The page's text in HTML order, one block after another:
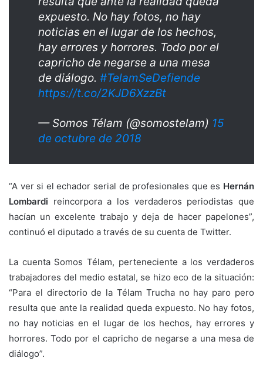
expuesto. No hay fotos, no hay
noticias en el lugar de los hechos,
hay errores y horrores. Todo por el
capricho de negarse a una mesa
de diálogo. #TelamSeDefiende
https://t.co/2KJD6XzzBt
— Somos Télam (@somostelam) 15
de octubre de 2018
“A ver si el echador serial de profesionales que es Hernán
Lombardi reincorpora a los verdaderos periodistas que
hacían un excelente trabajo y deja de hacer papelones”,
continuó el diputado a través de su cuenta de Twitter.
La cuenta Somos Télam, perteneciente a los verdaderos
trabajadores del medio estatal, se hizo eco de la situación:
“Para el directorio de la Télam Trucha no hay paro pero
resulta que ante la realidad queda expuesto. No hay fotos,
no hay noticias en el lugar de los hechos, hay errores y
horrores. Todo por el capricho de negarse a una mesa de
diálogo”.